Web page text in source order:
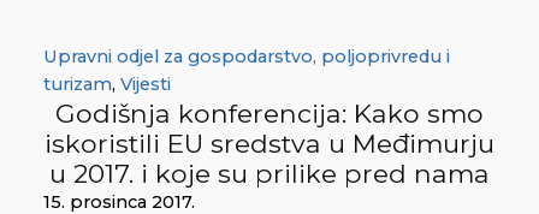
Upravni odjel za gospodarstvo, poljoprivredu i
turizam, Vijesti
Godišnja konferencija: Kako smo
iskoristili EU sredstva u Međimurju
u 2017. i koje su prilike pred nama
15. prosinca 2017.